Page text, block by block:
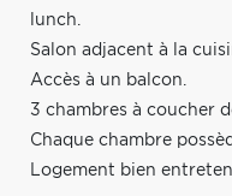
lunch.
Salon adjacent à la
Accès à un balcon.
3 chambres à coucher
Chaque chambre
Logement bien